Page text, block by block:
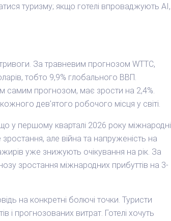
туризму; якщо готелі впроваджують AI,
За травневим прогнозом WTTC,
тобто 9,9% глобального ВВП.
самим прогнозом, має зрости на 2,4%.
дев'ятого робочого місця у світі.
у першому кварталі 2026 року міжнародні
але війна та напруженість на
уже знижують очікування на рік. За
зростання міжнародних прибуттів на 3-
на конкретні болючі точки. Туристи
і прогнозованих витрат. Готелі хочуть